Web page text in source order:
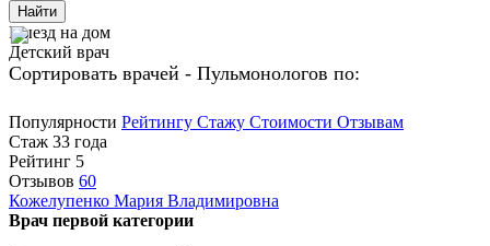
Найти
Выезд на дом
Детский врач
Сортировать врачей - Пульмонологов по:
Популярности Рейтингу Стажу Стоимости Отзывам
Стаж 33 года
Рейтинг 5
Отзывов 60
Кожелупенко Мария Владимировна
Врач первой категории